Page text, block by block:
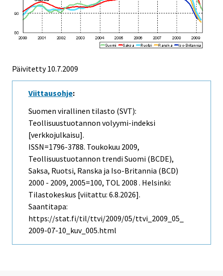
Päivitetty10.7.2009
Viittausohje:
Suomen virallinen tilasto (SVT):
Teollisuustuotannon volyymi-indeksi
[verkkojulkaisu].
ISSN=1796-3788. Toukokuu 2009,
Teollisuustuotannon trendi Suomi (BCDE),
Saksa, Ruotsi, Ranska ja Iso-Britannia (BCD)
2000 - 2009, 2005=100, TOL 2008 . Helsinki:
Tilastokeskus [viitattu: 6.8.2026].
Saantitapa:
https://stat.fi/til/ttvi/2009/05/ttvi_2009_05_
2009-07-10_kuv_005.html